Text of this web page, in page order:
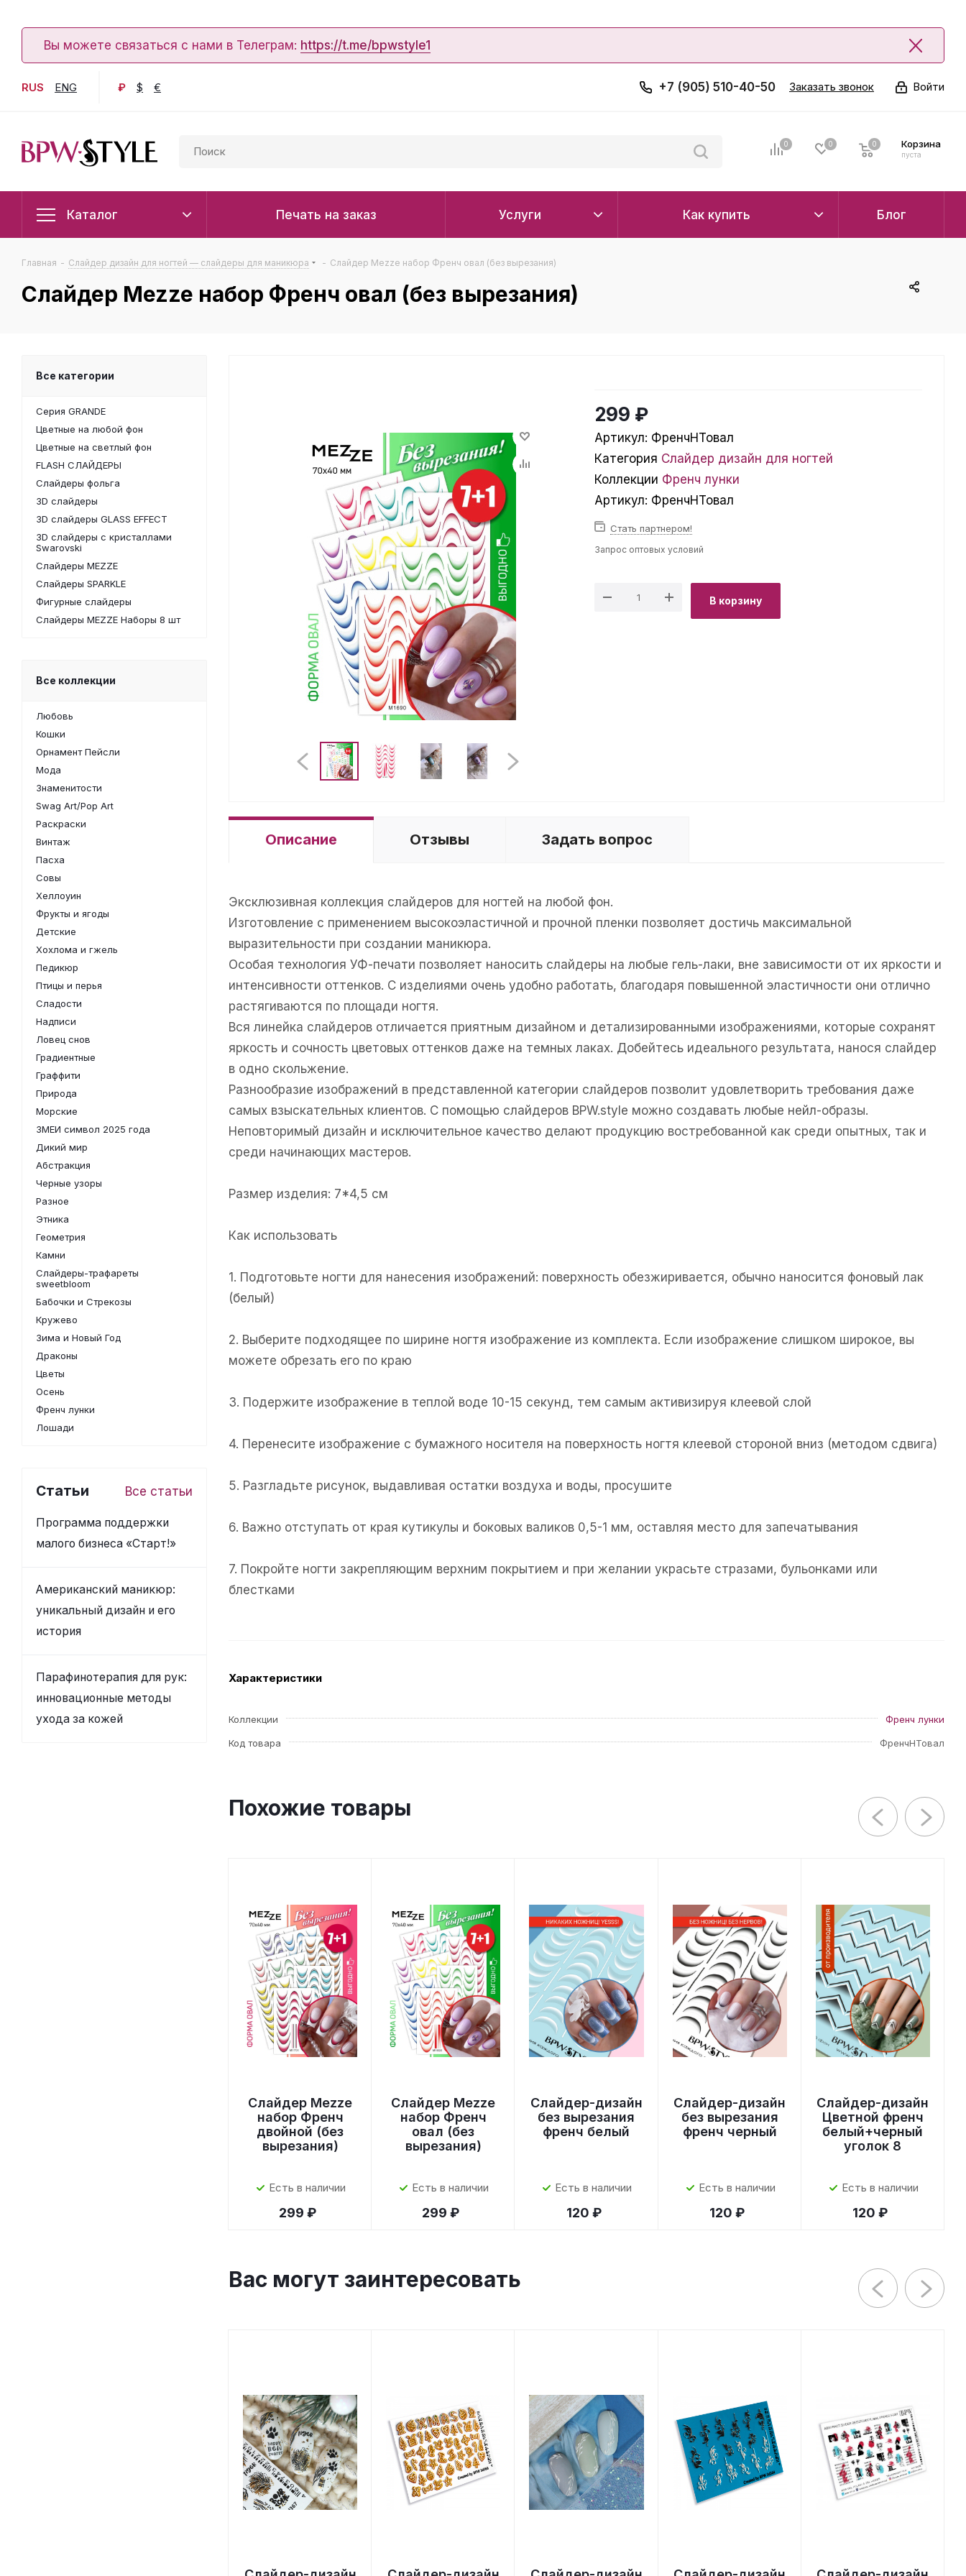
Вы можете связаться с нами в Телеграм: https://t.me/bpwstyle1
RUS ENG ₽ $ € Войти
+7 (905) 510-40-50 Заказать звонок
0 0 Корзина
0
пуста
0
Каталог Печать на заказ Услуги Как купить Блог
Главная - Слайдер дизайн для ногтей — слайдеры для маникюра - Слайдер Mezze набор Френч овал (без вырезания)
Слайдер Mezze набор Френч овал (без вырезания)
299 ₽
Артикул: ФренчНТовал
Категория Слайдер дизайн для ногтей
Коллекции Френч лунки
Артикул: ФренчНТовал
Стать партнером!
Запрос оптовых условий
В корзину
Описание Отзывы Задать вопрос
Эксклюзивная коллекция слайдеров для ногтей на любой фон.
Изготовление с применением высокоэластичной и прочной пленки позволяет достичь максимальной
выразительности при создании маникюра.
Особая технология УФ-печати позволяет наносить слайдеры на любые гель-лаки, вне зависимости от их яркости и
интенсивности оттенков. С изделиями очень удобно работать, благодаря повышенной эластичности они отлично
растягиваются по площади ногтя.
Вся линейка слайдеров отличается приятным дизайном и детализированными изображениями, которые сохранят
яркость и сочность цветовых оттенков даже на темных лаках. Добейтесь идеального результата, нанося слайдер
в одно скольжение.
Разнообразие изображений в представленной категории слайдеров позволит удовлетворить требования даже
самых взыскательных клиентов. С помощью слайдеров BPW.style можно создавать любые нейл-образы.
Неповторимый дизайн и исключительное качество делают продукцию востребованной как среди опытных, так и
среди начинающих мастеров.
Размер изделия: 7*4,5 см
Как использовать
1. Подготовьте ногти для нанесения изображений: поверхность обезжиривается, обычно наносится фоновый лак
(белый)
2. Выберите подходящее по ширине ногтя изображение из комплекта. Если изображение слишком широкое, вы
можете обрезать его по краю
3. Подержите изображение в теплой воде 10-15 секунд, тем самым активизируя клеевой слой
4. Перенесите изображение с бумажного носителя на поверхность ногтя клеевой стороной вниз (методом сдвига)
5. Разгладьте рисунок, выдавливая остатки воздуха и воды, просушите
6. Важно отступать от края кутикулы и боковых валиков 0,5-1 мм, оставляя место для запечатывания
7. Покройте ногти закрепляющим верхним покрытием и при желании украсьте стразами, бульонками или
блестками
Характеристики
Коллекции Френч лунки
Код товара ФренчНТовал
Похожие товары
Слайдер Mezze
набор Френч
двойной (без
вырезания)
Есть в наличии
299 ₽
Слайдер Mezze
набор Френч
овал (без
вырезания)
Есть в наличии
299 ₽
Слайдер-дизайн
без вырезания
френч белый
Есть в наличии
120 ₽
Слайдер-дизайн
без вырезания
френч черный
Есть в наличии
120 ₽
Слайдер-дизайн
Цветной френч
белый+черный
уголок 8
Есть в наличии
120 ₽
Вас могут заинтересовать
Все категории
Серия GRANDE
Цветные на любой фон
Цветные на светлый фон
FLASH СЛАЙДЕРЫ
Слайдеры фольга
3D слайдеры
3D слайдеры GLASS EFFECT
3D слайдеры с кристаллами
Swarovski
Слайдеры MEZZE
Слайдеры SPARKLE
Фигурные слайдеры
Слайдеры MEZZE Наборы 8 шт
Все коллекции
Любовь
Кошки
Орнамент Пейсли
Мода
Знаменитости
Swag Art/Pop Art
Раскраски
Винтаж
Пасха
Совы
Хеллоуин
Фрукты и ягоды
Детские
Хохлома и гжель
Педикюр
Птицы и перья
Сладости
Надписи
Ловец снов
Градиентные
Граффити
Природа
Морские
ЗМЕИ символ 2025 года
Дикий мир
Абстракция
Черные узоры
Разное
Этника
Геометрия
Камни
Слайдеры-трафареты
sweetbloom
Бабочки и Стрекозы
Кружево
Зима и Новый Год
Драконы
Цветы
Осень
Френч лунки
Лошади
Статьи Все статьи
Программа поддержки
малого бизнеса «Старт!»
Американский маникюр:
уникальный дизайн и его
история
Парафинотерапия для рук:
инновационные методы
ухода за кожей